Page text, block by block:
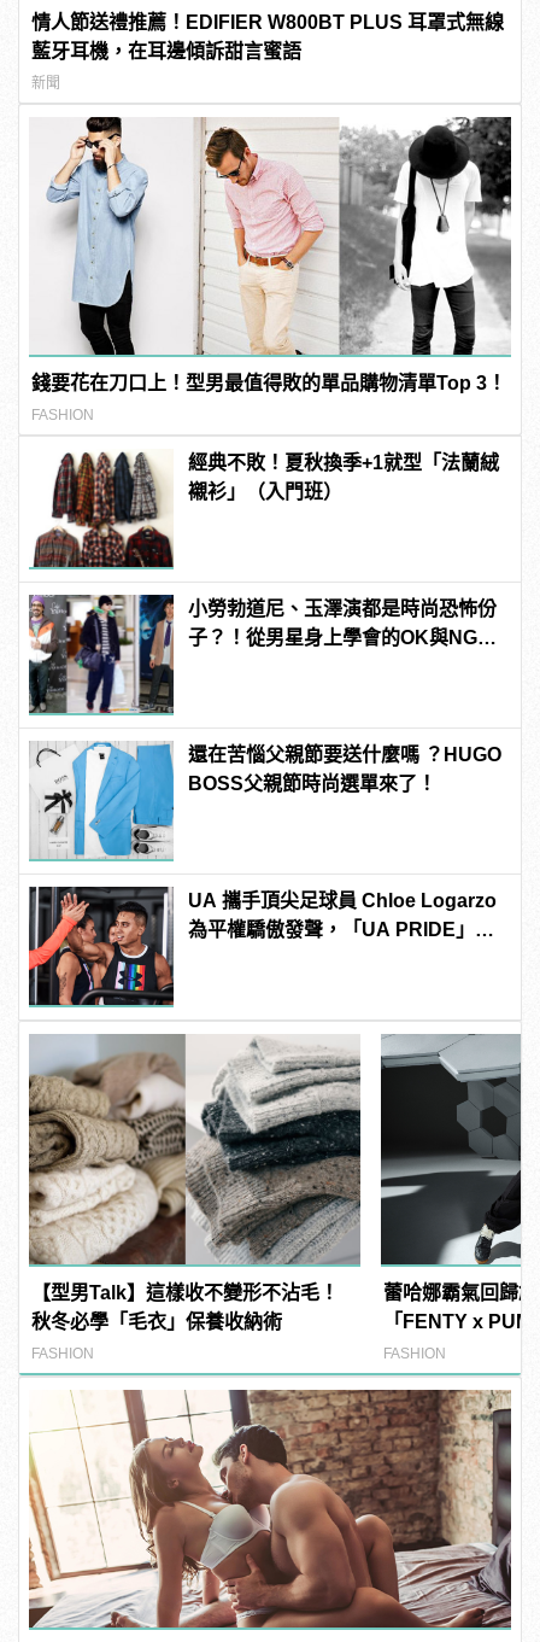
情人節送禮推薦！EDIFIER W800BT PLUS 耳罩式無線
藍牙耳機，在耳邊傾訴甜言蜜語
新聞
錢要花在刀口上！型男最值得敗的單品購物清單Top 3！
FASHION
經典不敗！夏秋換季+1就型「法蘭絨
襯衫」（入門班）
小勞勃道尼、玉澤演都是時尚恐怖份
子？！從男星身上學會的OK與NG穿
還在苦惱父親節要送什麼嗎 ？HUGO
BOSS父親節時尚選單來了！
UA 攜手頂尖足球員 Chloe Logarzo
為平權驕傲發聲，「UA PRIDE」系
【型男Talk】這樣收不變形不沾毛！
秋冬必學「毛衣」保養收納術
FASHION
蕾哈娜霸氣回歸
「FENTY x
限量發售
FASHION